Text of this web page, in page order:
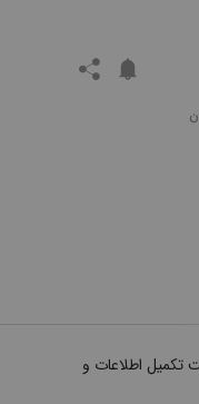
تکمیل اطلاعات و